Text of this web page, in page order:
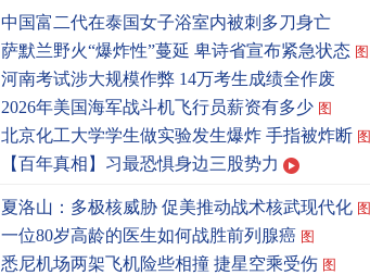
中国富二代在泰国女子浴室内被刺多刀身亡
萨默兰野火“爆炸性”蔓延 卑诗省宣布紧急状态 图
河南考试涉大规模作弊 14万考生成绩全作废
2026年美国海军战斗机飞行员薪资有多少 图
北京化工大学学生做实验发生爆炸 手指被炸断 图
【百年真相】习最恐惧身边三股势力
夏洛山：多极核威胁 促美推动战术核武现代化 图
一位80岁高龄的医生如何战胜前列腺癌 图
悉尼机场两架飞机险些相撞 捷星空乘受伤 图